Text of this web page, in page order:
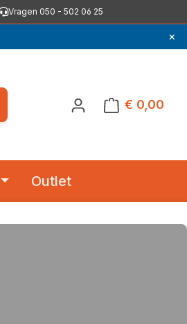
Vragen 050 - 502 06 25
×
€ 0,00
Outlet